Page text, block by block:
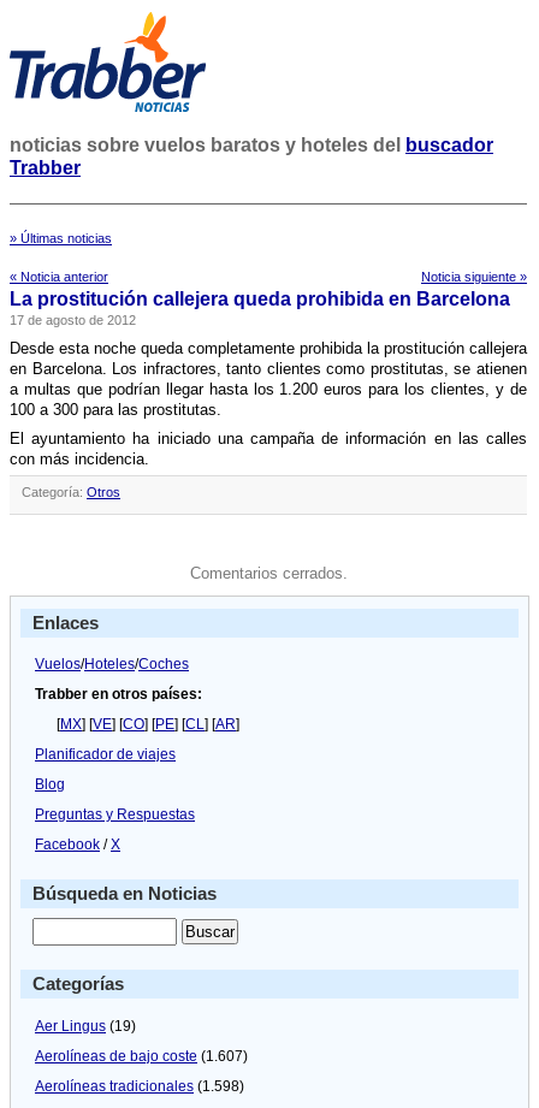
noticias sobre vuelos baratos y hoteles del
buscador
Trabber
» Últimas noticias
« Noticia anterior Noticia siguiente »
La prostitución callejera queda prohibida en Barcelona
17 de agosto de 2012
Desde esta noche queda completamente prohibida la prostitución callejera
en Barcelona. Los infractores, tanto clientes como prostitutas, se atienen
a multas que podrí­an llegar hasta los 1.200 euros para los clientes, y de
100 a 300 para las prostitutas.
El ayuntamiento ha iniciado una campaña de información en las calles
con más incidencia.
Categoría: Otros
Comentarios cerrados.
Enlaces
Vuelos/Hoteles/Coches
Trabber en otros países:
[MX] [VE] [CO] [PE] [CL] [AR]
Planificador de viajes
Blog
Preguntas y Respuestas
Facebook /X
Búsqueda en Noticias
Categorías
Aer Lingus (19)
Aerolíneas de bajo coste (1.607)
Aerolíneas tradicionales (1.598)